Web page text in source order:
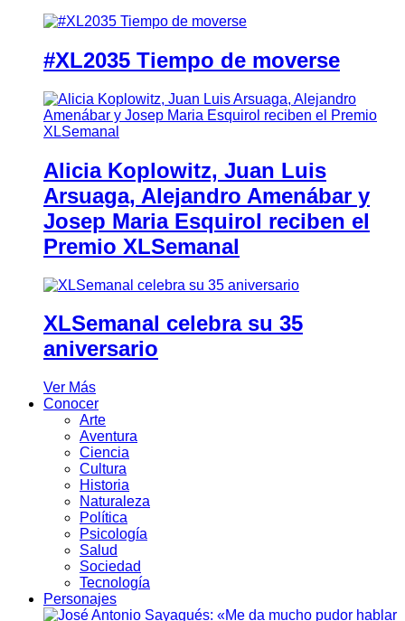
#XL2035 Tiempo de moverse
Alicia Koplowitz, Juan Luis
Arsuaga, Alejandro Amenábar y
Josep Maria Esquirol reciben el
Premio XLSemanal
XLSemanal celebra su 35
aniversario
Ver Más
Conocer
Arte
Aventura
Ciencia
Cultura
Historia
Naturaleza
Política
Psicología
Salud
Sociedad
Tecnología
Personajes